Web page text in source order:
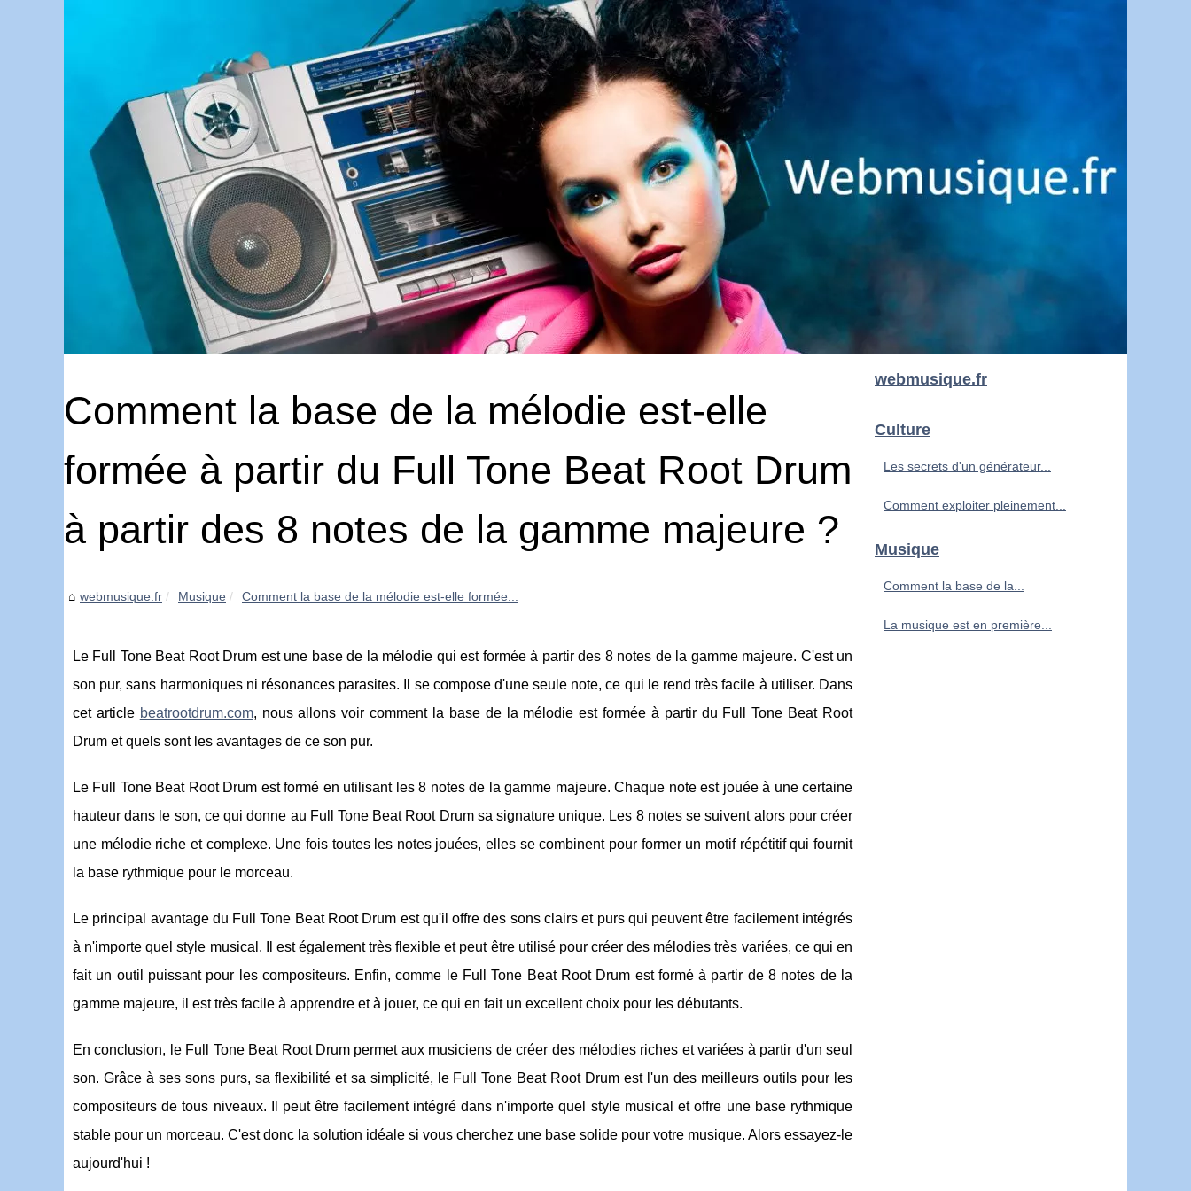
Comment la base de la mélodie est-elle
formée à partir du Full Tone Beat Root Drum
à partir des 8 notes de la gamme majeure ?
webmusique.fr Musique Comment la base de la mélodie est-elle formée...
Le Full Tone Beat Root Drum est une base de la mélodie qui est formée à partir des 8 notes de la gamme majeure. C'est un
son pur, sans harmoniques ni résonances parasites. Il se compose d'une seule note, ce qui le rend très facile à utiliser. Dans
cet article beatrootdrum.com, nous allons voir comment la base de la mélodie est formée à partir du Full Tone Beat Root
Drum et quels sont les avantages de ce son pur.
Le Full Tone Beat Root Drum est formé en utilisant les 8 notes de la gamme majeure. Chaque note est jouée à une certaine
hauteur dans le son, ce qui donne au Full Tone Beat Root Drum sa signature unique. Les 8 notes se suivent alors pour créer
une mélodie riche et complexe. Une fois toutes les notes jouées, elles se combinent pour former un motif répétitif qui fournit
la base rythmique pour le morceau.
Le principal avantage du Full Tone Beat Root Drum est qu'il offre des sons clairs et purs qui peuvent être facilement intégrés
à n'importe quel style musical. Il est également très flexible et peut être utilisé pour créer des mélodies très variées, ce qui en
fait un outil puissant pour les compositeurs. Enfin, comme le Full Tone Beat Root Drum est formé à partir de 8 notes de la
gamme majeure, il est très facile à apprendre et à jouer, ce qui en fait un excellent choix pour les débutants.
En conclusion, le Full Tone Beat Root Drum permet aux musiciens de créer des mélodies riches et variées à partir d'un seul
son. Grâce à ses sons purs, sa flexibilité et sa simplicité, le Full Tone Beat Root Drum est l'un des meilleurs outils pour les
compositeurs de tous niveaux. Il peut être facilement intégré dans n'importe quel style musical et offre une base rythmique
stable pour un morceau. C'est donc la solution idéale si vous cherchez une base solide pour votre musique. Alors essayez-le
aujourd'hui !
webmusique.fr
Culture
Les secrets d'un générateur...
Comment exploiter pleinement...
Musique
Comment la base de la...
La musique est en première...